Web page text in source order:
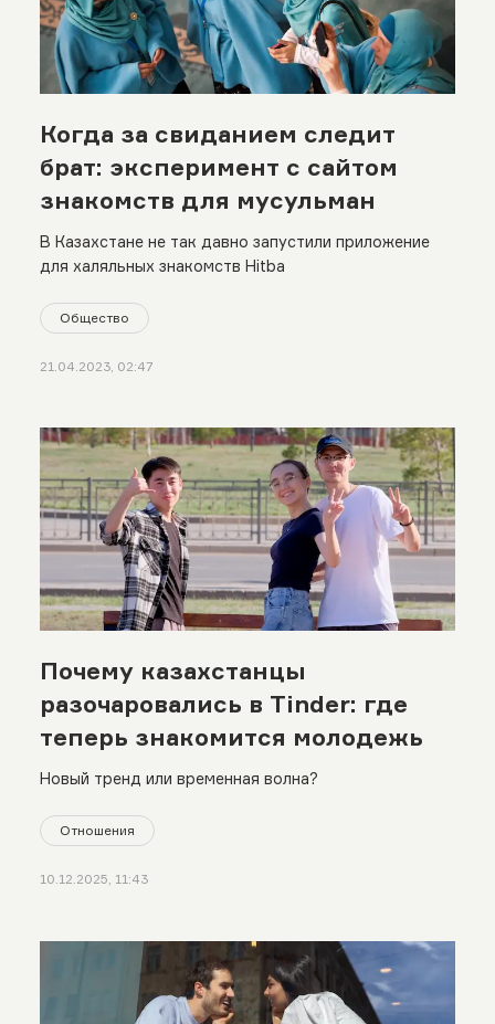
Когда за свиданием следит
брат: эксперимент с сайтом
знакомств для мусульман
В Казахстане не так давно запустили приложение
для халяльных знакомств Hitba
Общество
21.04.2023, 02:47
Почему казахстанцы
разочаровались в Tinder: где
теперь знакомится молодежь
Новый тренд или временная волна?
Отношения
10.12.2025, 11:43